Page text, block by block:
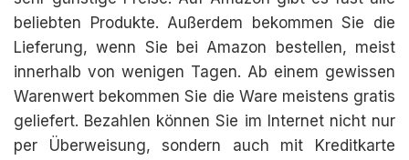
beliebten Produkte. Außerdem bekommen Sie die
Lieferung, wenn Sie bei Amazon bestellen, meist
innerhalb von wenigen Tagen. Ab einem gewissen
Warenwert bekommen Sie die Ware meistens gratis
geliefert. Bezahlen können Sie im Internet nicht nur
per Überweisung, sondern auch mit Kreditkarte